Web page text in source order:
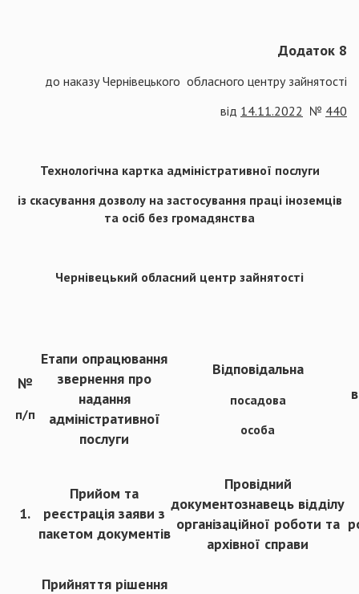
Додаток 8
до наказу Чернівецького обласного центру зайнятості
від 14.11.2022 № 440
Технологічна картка адміністративної послуги
із скасування дозволу на застосування праці іноземців
та осіб без громадянства
Чернівецький обласний центр зайнятості
№
п/п
Етапи опрацювання
звернення про
надання
адміністративної
послуги
Відповідальна
посадова
особа
1.
Прийом та
реєстрація заяви з
пакетом документів
Провідний
документознавець відділу
організаційної роботи та
архівної справи
Прийняття рішення